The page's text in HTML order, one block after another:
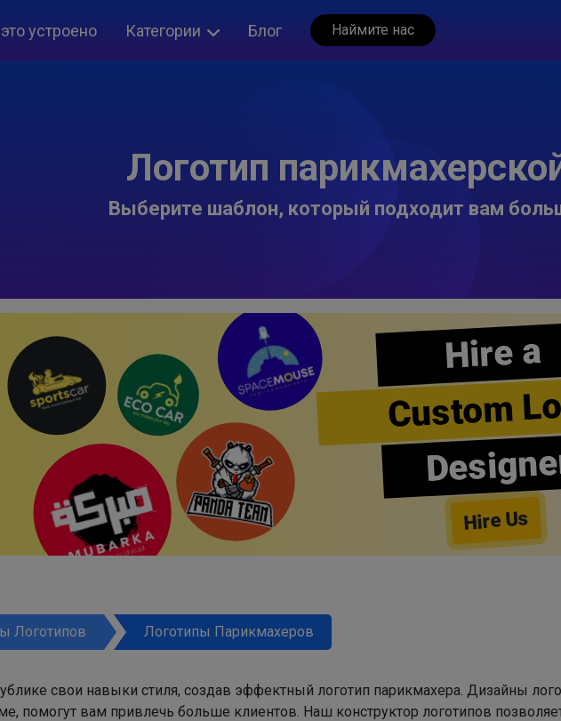
устроено Категории Блог Наймите нас
Логотип
Выберите шаблон, который подходит вам
Hire a
Custom
Hire Us
Логотипов Логотипы Парикмахеров
свои навыки стиля, создав эффектный логотип парикмахера. Дизайны
помогут вам привлечь больше клиентов. Наш конструктор логотипов